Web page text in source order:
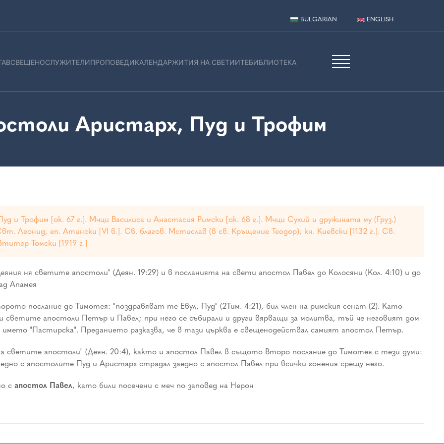
BULGARIAN ENGLISH
СВЕЩЕНОСЛУЖИТЕЛИПРОПОВЕДИКАЛЕНДАРЖИТИЯ НА СВЕТИИТЕБИБЛИОТЕКА
Аристарх, Пуд и Трофим
и Трофим [ок. 67 г.]. Мчци Василиса и Анастасия Римски [ок. 68 г.]. Мчци Сухий и дружината му (Груз.)
Леонид, еп. Атински [VI в.]. Св. благов. Мстислав (в св. Кръщение Теодор), кн. Киевски [1132 г.]. Св.
Томски [1919 г.]
ня светите апостоли" (Деян. 19:29) и в посланията на свети апостол Павел до Колосяни (Кол. 4:10) и до
Апамея
послание до Тимотея: "поздравяват те Евул, Пуд" (2Тим. 4:21), бил член на римския сенат (2). Като
светите апостоли Петър и Павел; при него се събирали и други вярващи за молитва, тъй че неговият дом
името "Пастирска". Преданието разказва, че в тази църква е свещенодействал самият апостол Петър.
светите апостоли" (Деян. 20:4), както и апостол Павел в същото Второ послание до Тимотея с тези думи:
с апостолите Пуд и Аристарх страдал заедно с апостол Павел при всички гонения срещу него.
с апостол Павел, като били посечени с меч по заповед на Нерон